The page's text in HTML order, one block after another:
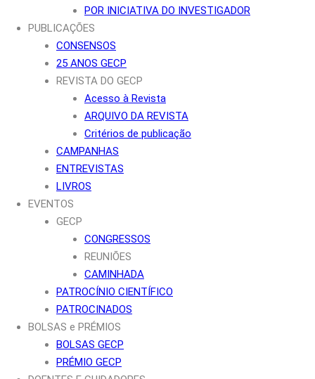
POR INICIATIVA DO INVESTIGADOR
PUBLICAÇÕES
CONSENSOS
25 ANOS GECP
REVISTA DO GECP
Acesso à Revista
ARQUIVO DA REVISTA
Critérios de publicação
CAMPANHAS
ENTREVISTAS
LIVROS
EVENTOS
GECP
CONGRESSOS
REUNIÕES
CAMINHADA
PATROCÍNIO CIENTÍFICO
PATROCINADOS
BOLSAS e PRÉMIOS
BOLSAS GECP
PRÉMIO GECP